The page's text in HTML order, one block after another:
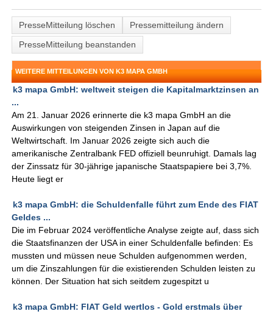
PresseMitteilung löschen
Pressemitteilung ändern
PresseMitteilung beanstanden
WEITERE MITTEILUNGEN VON K3 MAPA GMBH
k3 mapa GmbH: weltweit steigen die Kapitalmarktzinsen an
...
Am 21. Januar 2026 erinnerte die k3 mapa GmbH an die
Auswirkungen von steigenden Zinsen in Japan auf die
Weltwirtschaft. Im Januar 2026 zeigte sich auch die
amerikanische Zentralbank FED offiziell beunruhigt. Damals lag
der Zinssatz für 30-jährige japanische Staatspapiere bei 3,7%.
Heute liegt er
k3 mapa GmbH: die Schuldenfalle führt zum Ende des FIAT
Geldes ...
Die im Februar 2024 veröffentliche Analyse zeigte auf, dass sich
die Staatsfinanzen der USA in einer Schuldenfalle befinden: Es
mussten und müssen neue Schulden aufgenommen werden,
um die Zinszahlungen für die existierenden Schulden leisten zu
können. Der Situation hat sich seitdem zugespitzt u
k3 mapa GmbH: FIAT Geld wertlos - Gold erstmals über